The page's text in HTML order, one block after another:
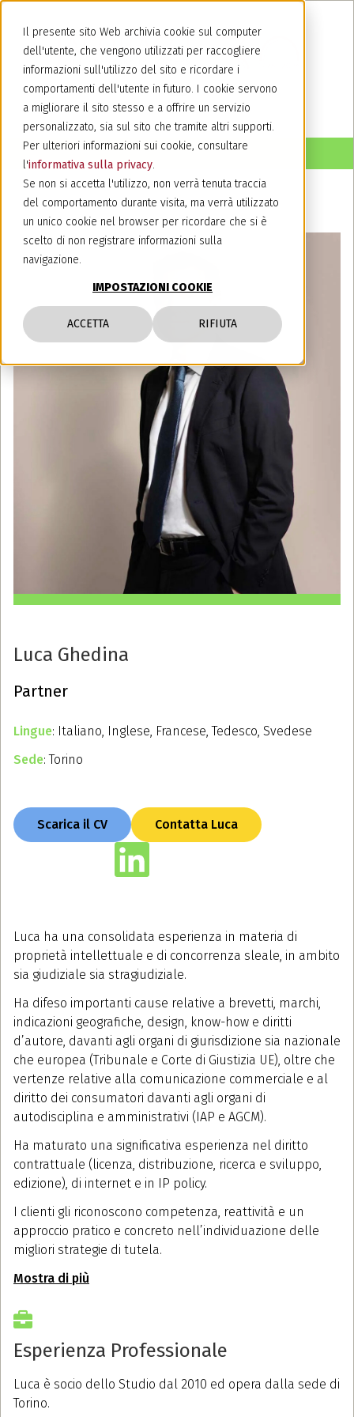
Il presente sito Web archivia cookie sul computer
dell'utente, che vengono utilizzati per raccogliere
informazioni sull'utilizzo del sito e ricordare i
comportamenti dell'utente in futuro. I cookie servono
a migliorare il sito stesso e a offrire un servizio
personalizzato, sia sul sito che tramite altri supporti.
Per ulteriori informazioni sui cookie, consultare
l'informativa sulla privacy.
Se non si accetta l'utilizzo, non verrà tenuta traccia
del comportamento durante visita, ma verrà utilizzato
un unico cookie nel browser per ricordare che si è
scelto di non registrare informazioni sulla
navigazione.
IMPOSTAZIONI COOKIE
ACCETTA RIFIUTA
Luca Ghedina
Partner
Lingue: Italiano, Inglese, Francese, Tedesco, Svedese
Sede: Torino
Scarica il CV Contatta Luca
Luca ha una consolidata esperienza in materia di
proprietà intellettuale e di concorrenza sleale, in ambito
sia giudiziale sia stragiudiziale.
Ha difeso importanti cause relative a brevetti, marchi,
indicazioni geografiche, design, know-how e diritti
d’autore, davanti agli organi di giurisdizione sia nazionale
che europea (Tribunale e Corte di Giustizia UE), oltre che
vertenze relative alla comunicazione commerciale e al
diritto dei consumatori davanti agli organi di
autodisciplina e amministrativi (IAP e AGCM).
Ha maturato una significativa esperienza nel diritto
contrattuale (licenza, distribuzione, ricerca e sviluppo,
edizione), di internet e in IP policy.
I clienti gli riconoscono competenza, reattività e un
approccio pratico e concreto nell’individuazione delle
migliori strategie di tutela.
Mostra di più
Esperienza Professionale
Luca è socio dello Studio dal 2010 ed opera dalla sede di
Torino.